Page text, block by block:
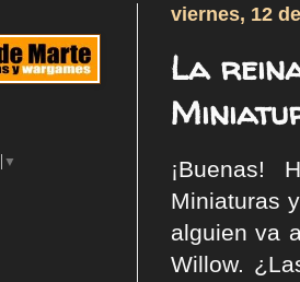
viernes, 12
La
¡Buenas!
Miniaturas
alguien va
Willow.
▼